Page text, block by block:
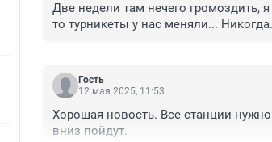
Две недели там нечего громоздить,
то турникеты у нас меняли... Никогда.
Гость
12 мая 2025, 11:53
Хорошая новость. Все станции
вниз пойдут.